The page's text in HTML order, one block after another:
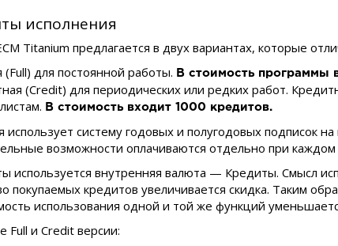
исполнения
Titanium предлагается в двух вариантах, которые
(Full) для постоянной работы.
В стоимость программы
(Credit) для периодических или редких работ.
В стоимость входит 1000 кредитов.
использует систему годовых и полугодовых подписок
возможности оплачиваются отдельно при
используется внутренняя валюта — Кредиты. Смысл
покупаемых кредитов увеличивается скидка. Таким
использования одной и той же функций
Full и Credit версии: